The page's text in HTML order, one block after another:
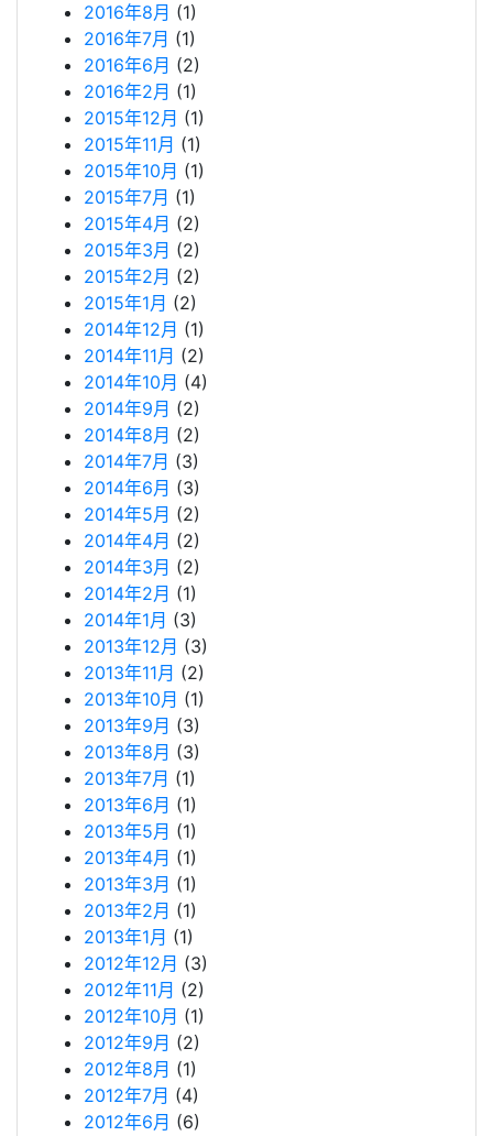
2016年8月 (1)
2016年7月 (1)
2016年6月 (2)
2016年2月 (1)
2015年12月 (1)
2015年11月 (1)
2015年10月 (1)
2015年7月 (1)
2015年4月 (2)
2015年3月 (2)
2015年2月 (2)
2015年1月 (2)
2014年12月 (1)
2014年11月 (2)
2014年10月 (4)
2014年9月 (2)
2014年8月 (2)
2014年7月 (3)
2014年6月 (3)
2014年5月 (2)
2014年4月 (2)
2014年3月 (2)
2014年2月 (1)
2014年1月 (3)
2013年12月 (3)
2013年11月 (2)
2013年10月 (1)
2013年9月 (3)
2013年8月 (3)
2013年7月 (1)
2013年6月 (1)
2013年5月 (1)
2013年4月 (1)
2013年3月 (1)
2013年2月 (1)
2013年1月 (1)
2012年12月 (3)
2012年11月 (2)
2012年10月 (1)
2012年9月 (2)
2012年8月 (1)
2012年7月 (4)
2012年6月 (6)